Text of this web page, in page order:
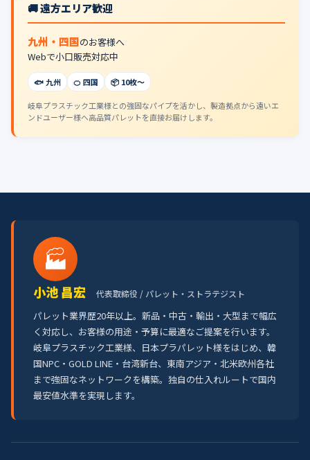
🚚 遠方エリア歓迎
九州・四国のお客様へ
Webで小口販売対応中
🐟 九州 🍊 四国 📦 10枚〜
岐阜プラスチック工業様との強固なパイプを活かし、製造拠点から遠いエ
ンドユーザー様へ高品質パレットを直接お届けします。
🏭
小池 昌宏 代表取締役 / パレット・ストラテジスト
パレット業界歴20年以上。新品・中古・輸出・大型まで幅広
く対応し、お客様の用途・予算に最適なご提案を行います。
岐阜プラスチック工業様、日本プラパレット様をはじめ、韓
国NPC・GOLD LINE・台湾新台、東南アジア・北米欧州各社
まで強固なネットワークを構築。独自の仕入れルートで国内
最安値水準を実現します。